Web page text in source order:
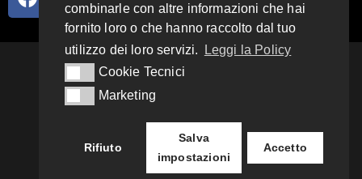
93.4 E 95.3 FM
Privacy & Cookie Policy
combinarle con altre informazioni che hai
fornito loro o che hanno raccolto dal tuo
utilizzo dei loro servizi.
Leggi la Policy
Cookie Tecnici
Cookie Tecnici
MarketingMarketing
Rifiuto
Salva
impostazioni
Accetto